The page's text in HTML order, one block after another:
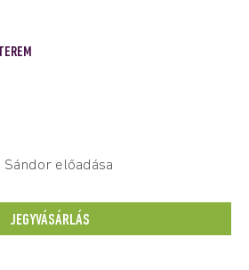
Sándor előadása
JEGYVÁSÁRLÁS